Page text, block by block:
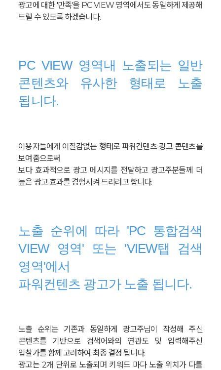
광고에 대한 '만족'을 PC VIEW 영역에서도 동일하게 제공해
드릴 수 있도록 하겠습니다.
PC VIEW 영역내 노출되는 일반
콘텐츠와 유사한 형태로 노출
됩니다.
이용자들에게 이질감없는 형태로 파워컨텐츠 광고 콘텐츠를
보여줌으로써
보다 효과적으로 광고 메시지를 전달하고 광고주분들께 더
높은 광고 효과를 경험시켜 드리려고 합니다.
노출 순위에 따라 'PC 통합검색
VIEW 영역' 또는 'VIEW탭 검색
영역'에서
파워컨텐츠 광고가 노출 됩니다.
노출 순위는 기존과 동일하게 광고주님이 작성해 주신
콘텐츠를 기반으로 검색어와의 연관도 및 입력해주신
입찰가를 함께 고려하여 최종 결정 됩니다.
광고는 2개 단위로 노출되며 키워드 마다 노출 위치가 다를